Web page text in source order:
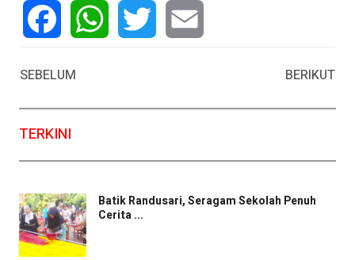
SEBELUM
BERIKUT
TERKINI
Batik Randusari, Seragam Sekolah Penuh
Cerita ...